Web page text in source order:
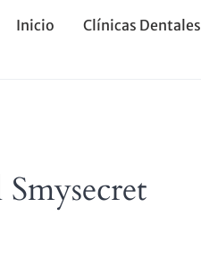
Inicio Clínicas Dentales